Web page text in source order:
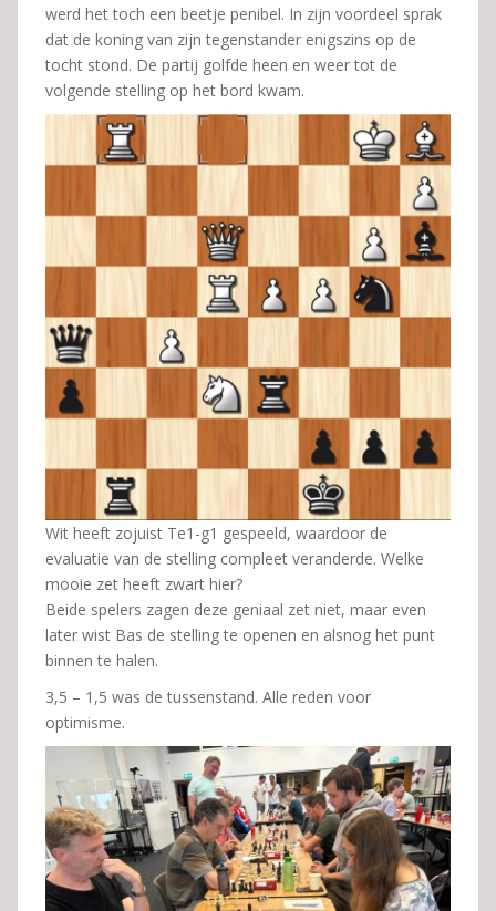
werd het toch een beetje penibel. In zijn voordeel sprak
dat de koning van zijn tegenstander enigszins op de
tocht stond. De partij golfde heen en weer tot de
volgende stelling op het bord kwam.
Wit heeft zojuist Te1-g1 gespeeld, waardoor de
evaluatie van de stelling compleet veranderde. Welke
mooie zet heeft zwart hier?
Beide spelers zagen deze geniaal zet niet, maar even
later wist Bas de stelling te openen en alsnog het punt
binnen te halen.
3,5 – 1,5 was de tussenstand. Alle reden voor
optimisme.